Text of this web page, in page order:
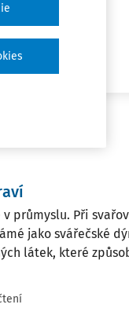
kampaň 2018-
vzhledem k
vnímána
průmyslu. Při
jako svářečské
látek, které